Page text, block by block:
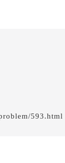
593.html